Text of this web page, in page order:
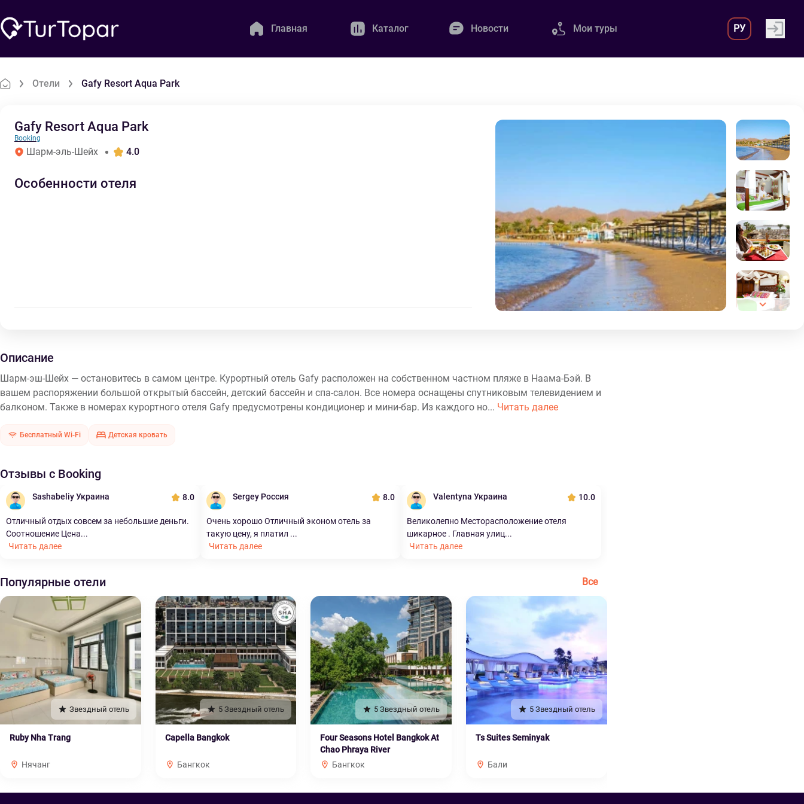
Главная Каталог Новости Мои туры РУ
Отели Gafy Resort Aqua Park
Gafy Resort Aqua Park
Booking
Шарм-эль-Шейх 4.0
Особенности отеля
Описание
Шарм-эш-Шейх — остановитесь в самом центре. Курортный отель Gafy расположен на собственном частном пляже в Наама-Бэй. В
вашем распоряжении большой открытый бассейн, детский бассейн и спа-салон. Все номера оснащены спутниковым телевидением и
балконом. Также в номерах курортного отеля Gafy предусмотрены кондиционер и мини-бар. Из каждого но... Читать далее
Бесплатный Wi-Fi Детская кровать
Отзывы с Booking
Sashabeliy Украина 8.0
Отличный отдых совсем за небольшие деньги.
Соотношение Цена...
Читать далее
Sergey Россия 8.0
Очень хорошо Отличный эконом отель за
такую цену, я платил ...
Читать далее
Valentyna Украина 10.0
Великолепно Месторасположение отеля
шикарное . Главная улиц...
Читать далее
Популярные отели Все
Звездный отель
Ruby Nha Trang
Нячанг
5 Звездный отель
Capella Bangkok
Бангкок
5 Звездный отель
Four Seasons Hotel Bangkok At
Chao Phraya River
Бангкок
5 Звездный отель
Ts Suites Seminyak
Бали